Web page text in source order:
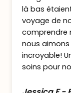
des
de
safari
là bas
voyage de
comprendre
nous
incroyable!
soins pour